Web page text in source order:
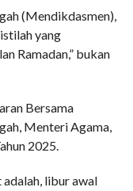
(Mendikdasmen),
yang
Ramadan,” bukan
Bersama
Menteri Agama,
2025.
libur awal